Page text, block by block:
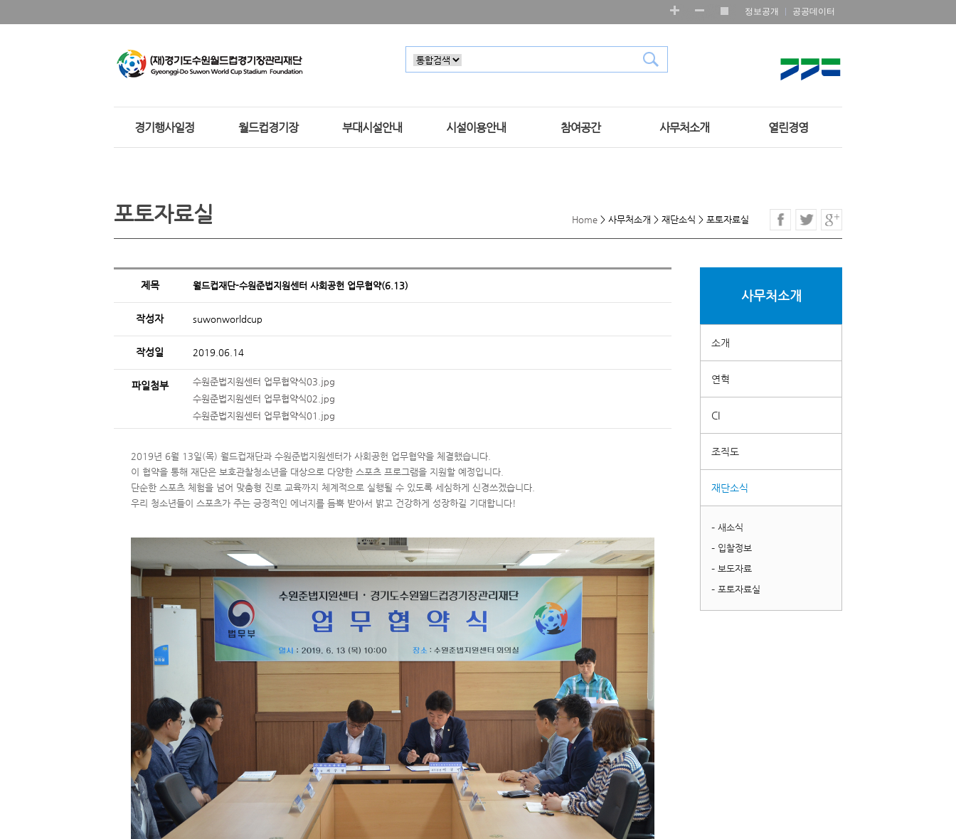
정보공개 공공데이터
경기행사일정 월드컵경기장 부대시설안내 시설이용안내 참여공간 사무처소개 열린경영
Home > 사무처소개 > 재단소식 > 포토자료실
포토자료실
사무처소개
소개
연혁
CI
조직도
재단소식
– 새소식
– 입찰정보
– 보도자료
– 포토자료실
제목 월드컵재단-수원준법지원센터 사회공헌 업무협약(6.13)
작성자 suwonworldcup
작성일 2019.06.14
파일첨부
수원준법지원센터 업무협약식03.jpg
수원준법지원센터 업무협약식02.jpg
수원준법지원센터 업무협약식01.jpg
2019년 6월 13일(목) 월드컵재단과 수원준법지원센터가 사회공헌 업무협약을 체결했습니다.
이 협약을 통해 재단은 보호관찰청소년을 대상으로 다양한 스포츠 프로그램을 지원할 예정입니다.
단순한 스포츠 체험을 넘어 맞춤형 진로 교육까지 체계적으로 실행될 수 있도록 세심하게 신경쓰겠습니다.
우리 청소년들이 스포츠가 주는 긍정적인 에너지를 듬뿍 받아서 밝고 건강하게 성장하길 기대합니다!